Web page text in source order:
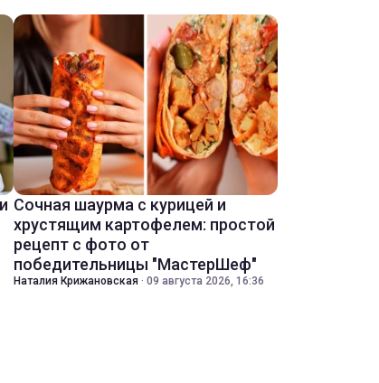
Сочная шаурма с курицей и
хрустящим картофелем: простой
рецепт с фото от
победительницы "МастерШеф"
Наталия Крижановская · 09 августа 2026, 16:36